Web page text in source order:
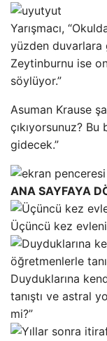
Yarışmacı,
yüzden duvarlara
Zeytinburnu ise
söylüyor.”
Asuman Krause
çıkıyorsunuz?
gidecek.”
ANA SAYFAYA
Üçüncü kez
Duyduklarına
tanıştı ve astral
mi?”